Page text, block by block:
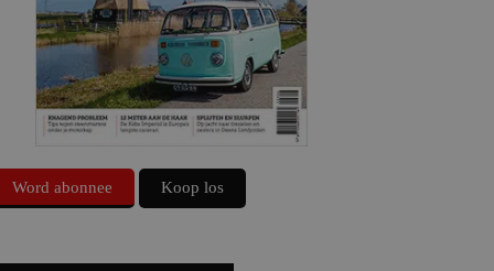
Word abonnee Koop los